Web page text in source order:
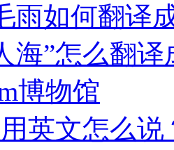
雨如何翻译
海”怎么翻
博物馆
英文怎么说